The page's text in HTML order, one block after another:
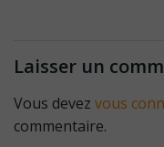
Laisser un
Vous devez vous
commentaire.